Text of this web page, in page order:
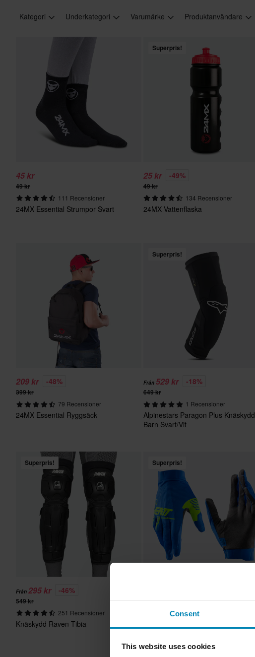
Consent
This website uses cookies
Kategori Underkategori Varumärke Produktanvändare
45 kr
49 kr
111 Recensioner
24MX Essential Strumpor Svart
Superpris!
25 kr -49%
49 kr
134 Recensioner
24MX Vattenflaska
209 kr -48%
399 kr
79 Recensioner
24MX Essential Ryggsäck
Superpris!
Från 529 kr -18%
649 kr
1 Recensioner
Alpinestars Paragon Plus Knäskydd
Barn Svart/Vit
Superpris!
Från 295 kr -46%
549 kr
251 Recensioner
Knäskydd Raven Tibia
Superpris!
379 kr
Leatt Moto 1.5 V26 Crosshandskar